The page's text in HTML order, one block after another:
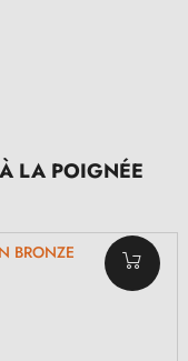
LA POIGNÉE
BRONZE